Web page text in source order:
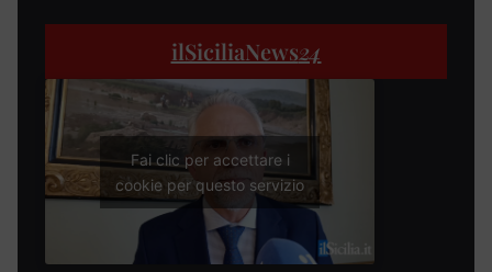
ilSiciliaNews24
Fai clic per accettare i
cookie per questo servizio